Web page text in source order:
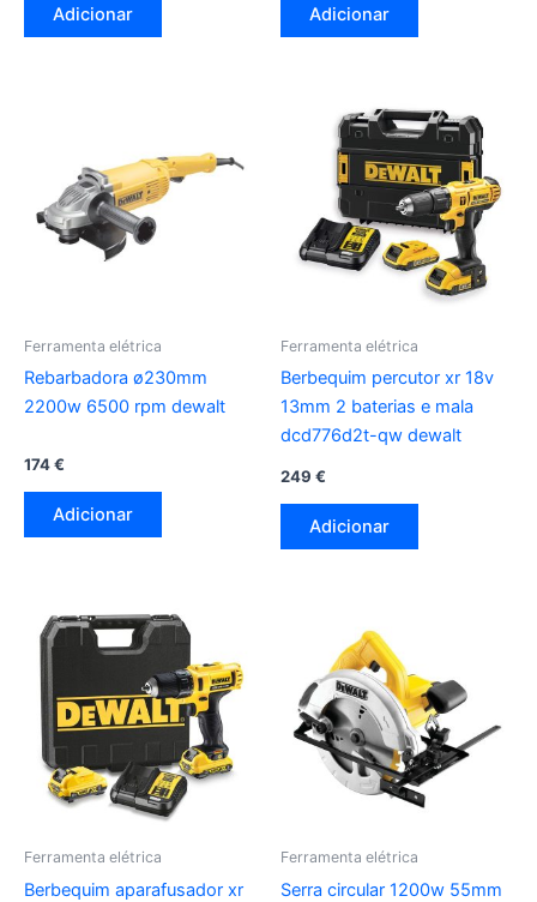
Adicionar Adicionar
Ferramenta elétrica
Rebarbadora ø230mm
2200w 6500 rpm dewalt
174€
Adicionar
Ferramenta elétrica
Berbequim percutor xr 18v
13mm 2 baterias e mala
dcd776d2t-qw dewalt
249 €
Adicionar
Ferramenta elétrica
Berbequim aparafusador xr
Ferramenta elétrica
Serra circular 1200w 55mm